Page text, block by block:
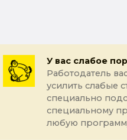
У вас слабое
Работодатель
усилить слабые
специально
специальному
любую